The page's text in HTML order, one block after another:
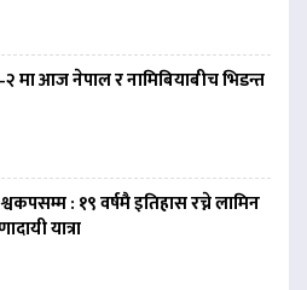
मा आज नेपाल र नामिबियाबीच भिडन्त
: १९ वर्षमै इतिहास रच्ने लामिन
यात्रा